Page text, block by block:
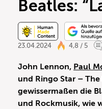
Beatles:
23.04.2024
4,8 / 5
John Lennon, Paul
und Ringo Star –
gewissermaßen die
und Rockmusik, wie